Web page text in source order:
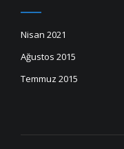
Nisan 2021
Ağustos 2015
Temmuz 2015